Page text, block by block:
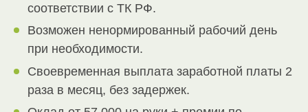
соответствии с ТК РФ.
Возможен ненормированный рабочий день
при необходимости.
Своевременная выплата заработной платы 2
раза в месяц, без задержек.